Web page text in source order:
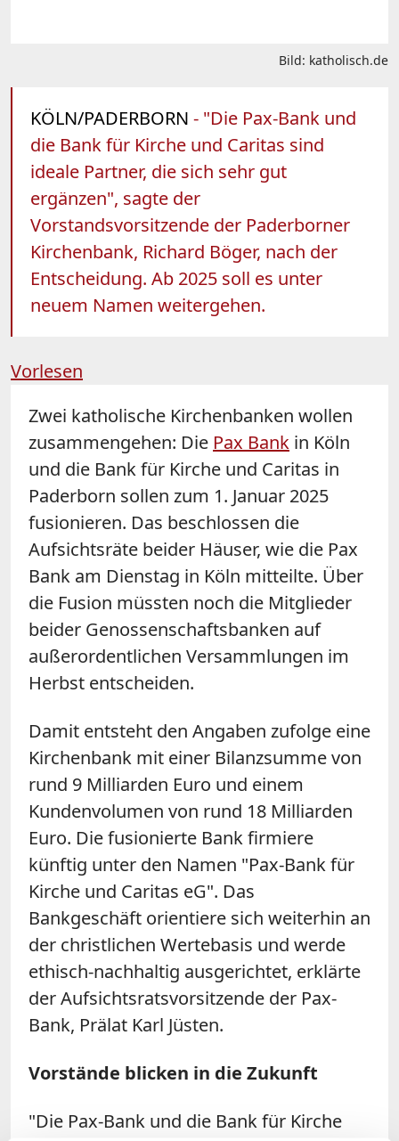
Bild: katholisch.de
KÖLN/PADERBORN - "Die Pax-Bank und
die Bank für Kirche und Caritas sind
ideale Partner, die sich sehr gut
ergänzen", sagte der
Vorstandsvorsitzende der Paderborner
Kirchenbank, Richard Böger, nach der
Entscheidung. Ab 2025 soll es unter
neuem Namen weitergehen.
Vorlesen
Zwei katholische Kirchenbanken wollen
zusammengehen: Die Pax Bank in Köln
und die Bank für Kirche und Caritas in
Paderborn sollen zum 1. Januar 2025
fusionieren. Das beschlossen die
Aufsichtsräte beider Häuser, wie die Pax
Bank am Dienstag in Köln mitteilte. Über
die Fusion müssten noch die Mitglieder
beider Genossenschaftsbanken auf
außerordentlichen Versammlungen im
Herbst entscheiden.
Damit entsteht den Angaben zufolge eine
Kirchenbank mit einer Bilanzsumme von
rund 9 Milliarden Euro und einem
Kundenvolumen von rund 18 Milliarden
Euro. Die fusionierte Bank firmiere
künftig unter den Namen "Pax-Bank für
Kirche und Caritas eG". Das
Bankgeschäft orientiere sich weiterhin an
der christlichen Wertebasis und werde
ethisch-nachhaltig ausgerichtet, erklärte
der Aufsichtsratsvorsitzende der Pax-
Bank, Prälat Karl Jüsten.
Vorstände blicken in die Zukunft
"Die Pax-Bank und die Bank für Kirche